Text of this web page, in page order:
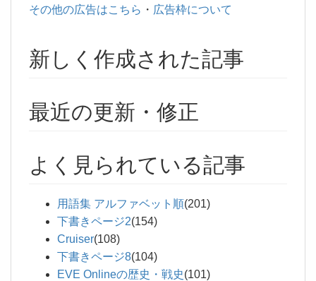
その他の広告はこちら ・ 広告枠について
新しく作成された記事
最近の更新・修正
よく見られている記事
用語集 アルファベット順(201)
下書きページ2(154)
Cruiser(108)
下書きページ8(104)
EVE Onlineの歴史・戦史(101)